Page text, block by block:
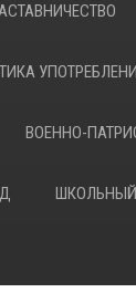
ВОЕННО-
ШКОЛЬНЫЙ